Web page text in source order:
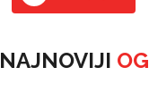
NAJNOVIJI